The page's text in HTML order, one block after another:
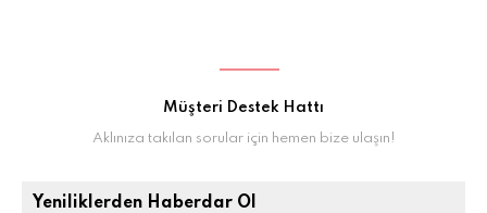
Müşteri Destek Hattı
Aklınıza takılan sorular için hemen bize ulaşın!
Yeniliklerden Haberdar Ol